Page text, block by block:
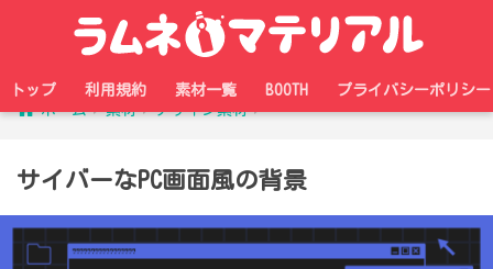
トップ 利用規約 素材一覧 BOOTH
プライバシーポリシー
ホーム
素材 デザイン素材
サイバーなPC画面風の背景